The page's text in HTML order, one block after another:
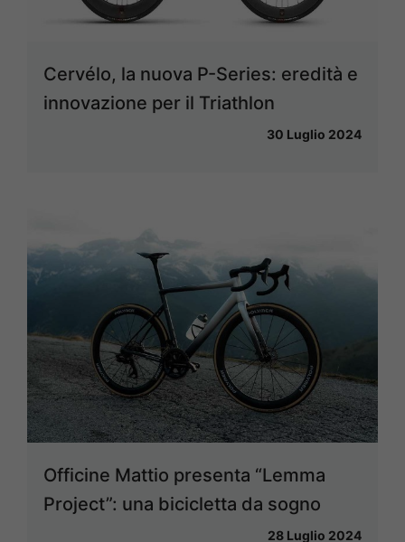
Cervélo, la nuova P-Series: eredità e
innovazione per il Triathlon
30 Luglio 2024
Officine Mattio presenta “Lemma
Project”: una bicicletta da sogno
28 Luglio 2024